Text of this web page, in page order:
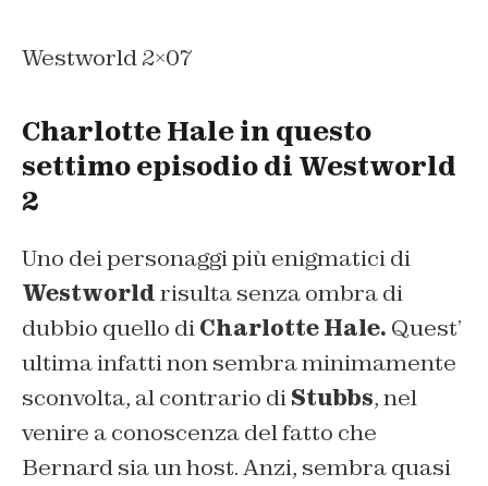
Westworld 2×07
Charlotte Hale in questo
settimo episodio di Westworld
2
Uno dei personaggi più enigmatici di
Westworldrisulta senza ombra di
dubbio quello diCharlotte Hale. Quest’
ultima infatti non sembra minimamente
sconvolta, al contrario diStubbs, nel
venire a conoscenza del fatto che
Bernard sia un host. Anzi, sembra quasi